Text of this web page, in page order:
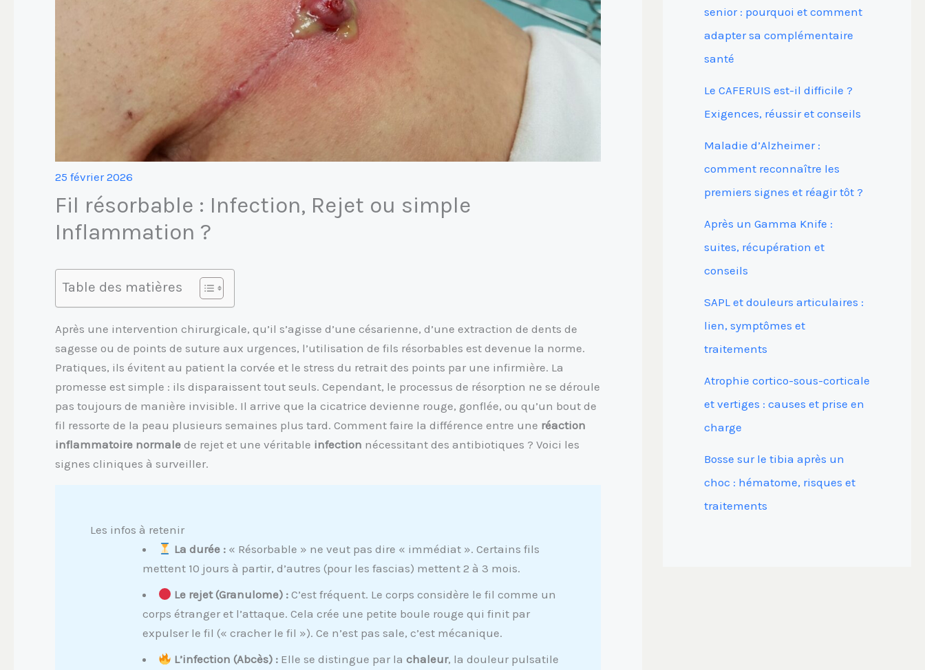
25 février 2026
Fil résorbable : Infection, Rejet ou simple
Inflammation ?
Table des matières
Après une intervention chirurgicale, qu’il s’agisse d’une césarienne, d’une extraction de dents de
sagesse ou de points de suture aux urgences, l’utilisation de fils résorbables est devenue la norme.
Pratiques, ils évitent au patient la corvée et le stress du retrait des points par une infirmière. La
promesse est simple : ils disparaissent tout seuls. Cependant, le processus de résorption ne se déroule
pas toujours de manière invisible. Il arrive que la cicatrice devienne rouge, gonflée, ou qu’un bout de
fil ressorte de la peau plusieurs semaines plus tard. Comment faire la différence entre une réaction
inflammatoire normale de rejet et une véritable infection nécessitant des antibiotiques ? Voici les
signes cliniques à surveiller.
Les infos à retenir
La durée : « Résorbable » ne veut pas dire « immédiat ». Certains fils
mettent 10 jours à partir, d’autres (pour les fascias) mettent 2 à 3 mois.
Le rejet (Granulome) : C’est fréquent. Le corps considère le fil comme un
corps étranger et l’attaque. Cela crée une petite boule rouge qui finit par
expulser le fil (« cracher le fil »). Ce n’est pas sale, c’est mécanique.
L’infection (Abcès) : Elle se distingue par lachaleur, la douleur pulsatile
senior : pourquoi et comment
adapter sa complémentaire
santé
Le CAFERUIS est-il difficile ?
Exigences, réussir et conseils
Maladie d’Alzheimer :
comment reconnaître les
premiers signes et réagir tôt ?
Après un Gamma Knife :
suites, récupération et
conseils
SAPL et douleurs articulaires :
lien, symptômes et
traitements
Atrophie cortico-sous-corticale
et vertiges : causes et prise en
charge
Bosse sur le tibia après un
choc : hématome, risques et
traitements